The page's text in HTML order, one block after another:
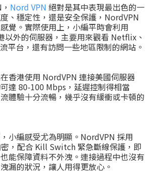
Nord VPN 絕對是其中表現最出色的一
、穩定性，還是安全保護，NordVPN
覺。實際使用上，小編平時會利用
以外的伺服器，主要用來觀看 Netflix、
平台，還有訪問一些地區限制的網站。
香港使用 NordVPN 連接美國伺服器
達 80-100 Mbps，延遲控制得相當
體驗十分流暢，幾乎沒有緩衝或卡頓的
小編感受尤為明顯。NordVPN 採用
，配合 Kill Switch 緊急斷線保護，即
能保障資料不外洩。連接過程中也沒有
漏的狀況，讓人用得更放心。